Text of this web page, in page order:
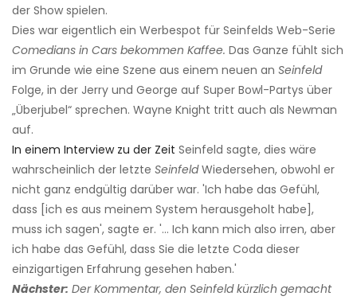
der Show spielen.
Dies war eigentlich ein Werbespot für Seinfelds Web-Serie
Comedians in Cars bekommen Kaffee. Das Ganze fühlt sich
im Grunde wie eine Szene aus einem neuen an Seinfeld
Folge, in der Jerry und George auf Super Bowl-Partys über
„Überjubel“ sprechen. Wayne Knight tritt auch als Newman
auf.
In einem Interview zu der Zeit Seinfeld sagte, dies wäre
wahrscheinlich der letzte SeinfeldWiedersehen, obwohl er
nicht ganz endgültig darüber war. 'Ich habe das Gefühl,
dass [ich es aus meinem System herausgeholt habe],
muss ich sagen', sagte er. '... Ich kann mich also irren, aber
ich habe das Gefühl, dass Sie die letzte Coda dieser
einzigartigen Erfahrung gesehen haben.'
Nächster: Der Kommentar, den Seinfeld kürzlich gemacht